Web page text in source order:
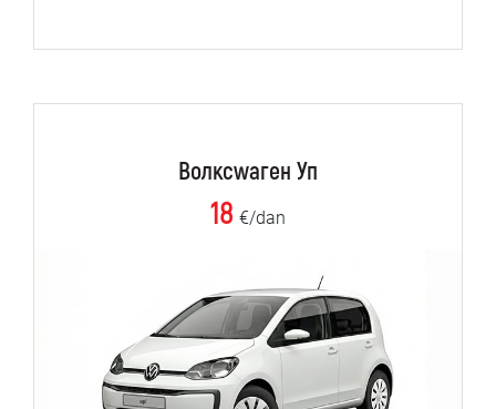
Волксwаген Уп
18 €/dan